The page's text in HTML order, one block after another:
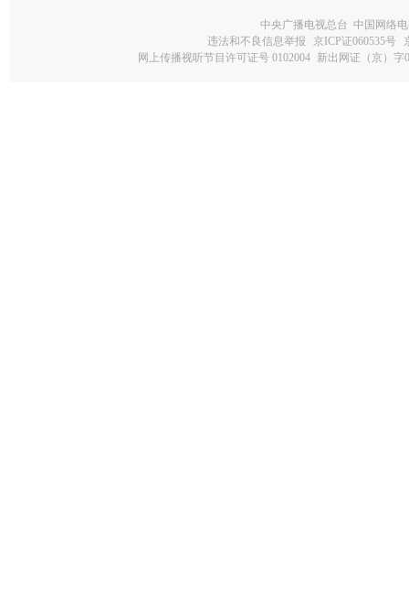
中央广播电视总台 中国网络
违法和不良信息举报
京ICP证060535号
网上传播视听节目许可证号 0102004 新出网证（京）